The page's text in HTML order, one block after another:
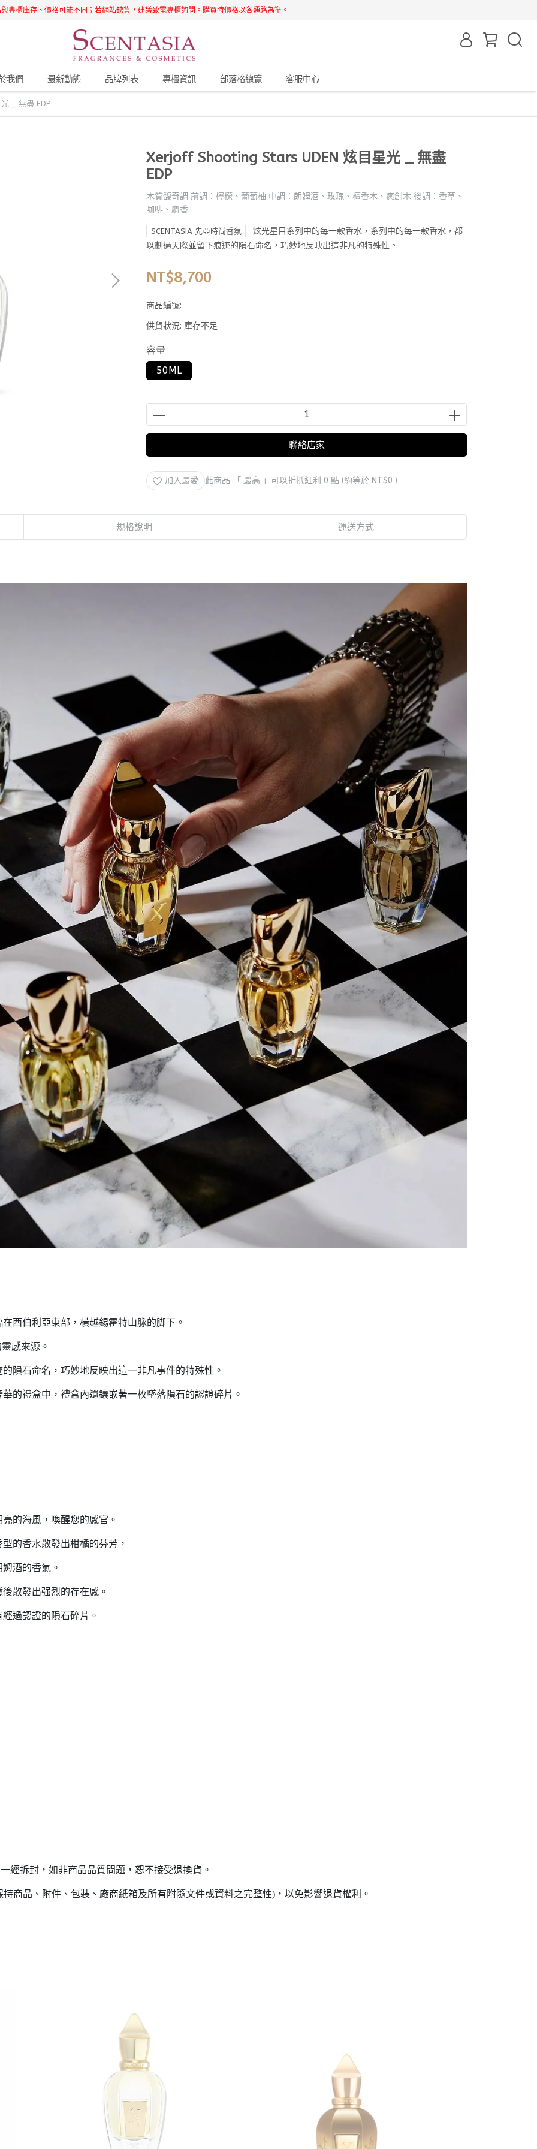
專櫃庫存、價格可能不同；若網站缺貨，建議致電專櫃詢問。購買時價格以各通路為準。
我們 最新動態 品牌列表 專櫃資訊 部落格總覽 客服中心
_ 無盡 EDP
Xerjoff Shooting Stars UDEN 炫目星光 _ 無盡
EDP
木質馥奇調 前調：檸檬、葡萄柚 中調：朗姆酒、玫瑰、檀香木、癒創木 後調：香草、
咖啡、麝香
SCENTASIA 先亞時尚香氛
炫光星目系列中的每一款香水，系列中的每一款香水，都
以劃過天際並留下痕迹的隕石命名，巧妙地反映出這非凡的特殊性。
NT$8,700
商品編號:
供貨狀況: 庫存不足
容量
50ML
聯絡店家
加入最愛 此商品 「 最高 」可以折抵紅利 0 點 (約等於 NT$0 )
規格說明 運送方式
西伯利亞東部，橫越錫霍特山脉的脚下。
感來源。
隕石命名，巧妙地反映出這一非凡事件的特殊性。
的禮盒中，禮盒內還鑲嵌著一枚墜落隕石的認證碎片。
的海風，喚醒您的感官。
的香水散發出柑橘的芬芳，
酒的香氣。
散發出强烈的存在感。
過認證的隕石碎片。
經拆封，如非商品品質問題，恕不接受退換貨。
商品、附件、包裝、廠商紙箱及所有附隨文件或資料之完整性)，以免影響退貨權利。